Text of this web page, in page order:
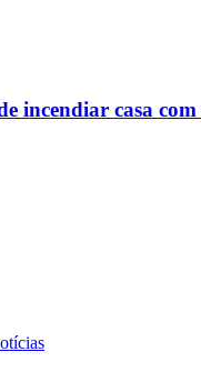
incendiar casa